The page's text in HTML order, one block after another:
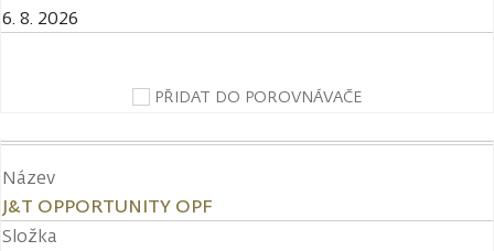
6. 8. 2026
PŘIDAT DO POROVNÁVAČE
Název
J&T OPPORTUNITY OPF
Složka